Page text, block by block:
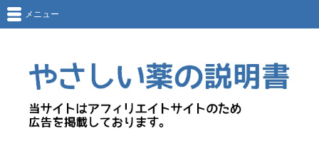
メニュー